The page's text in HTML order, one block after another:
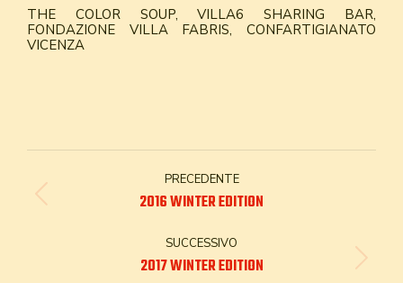
THE COLOR SOUP, VILLA6 SHARING BAR,
FONDAZIONE VILLA FABRIS, CONFARTIGIANATO
VICENZA
NAVIGATION
PRECEDENTE
Previous
2016 WINTER EDITION
SUCCESSIVO
Next
2017 WINTER EDITION